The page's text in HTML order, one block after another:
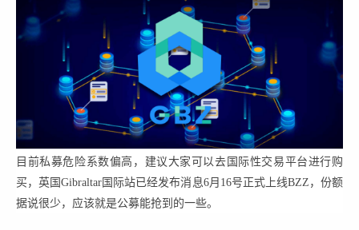
目前私募危险系数偏高，建议大家可以去国际性交易平台进行购
买，英国Gibraltar国际站已经发布消息6月16号正式上线BZZ，份额
据说很少，应该就是公募能抢到的一些。